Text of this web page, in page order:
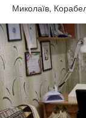
кухне, санузле и
Напольное
Закрытый двор,
свое парковочное
шаговой
просмотру, звоните!
Миколаїв,